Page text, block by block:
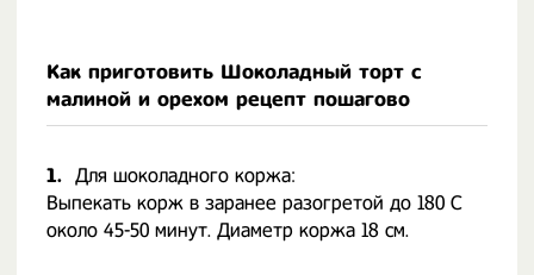
Как приготовить Шоколадный торт с
малиной и орехом рецепт пошагово
1. Для шоколадного коржа:
Выпекать корж в заранее разогретой до 180 С
около 45-50 минут. Диаметр коржа 18 см.